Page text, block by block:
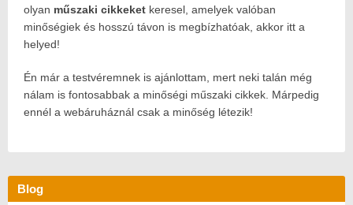
olyan műszaki cikkeket keresel, amelyek valóban
minőségiek és hosszú távon is megbízhatóak, akkor itt a
helyed!
Én már a testvéremnek is ajánlottam, mert neki talán még
nálam is fontosabbak a minőségi műszaki cikkek. Márpedig
ennél a webáruháznál csak a minőség létezik!
Blog